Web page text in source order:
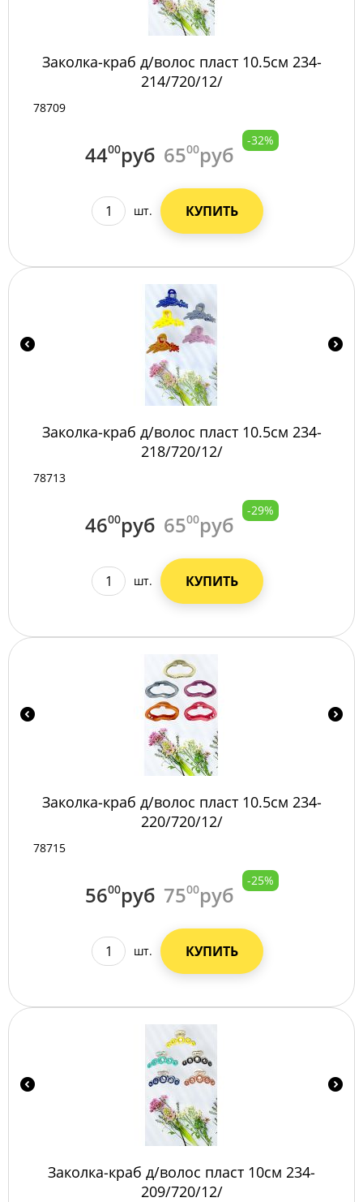
Заколка-краб д/волос пласт 10.5см 234-
214/720/12/
78709
4400руб 6500руб
-32%
шт. КУПИТЬ
Заколка-краб д/волос пласт 10.5см 234-
218/720/12/
78713
4600руб 6500руб
-29%
шт. КУПИТЬ
Заколка-краб д/волос пласт 10.5см 234-
220/720/12/
78715
5600руб 7500руб
-25%
шт. КУПИТЬ
Заколка-краб д/волос пласт 10см 234-
209/720/12/